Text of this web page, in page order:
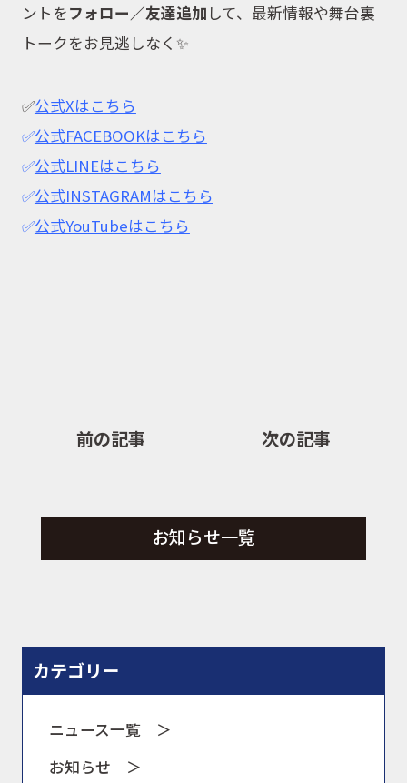
カテゴリー
ニュース一覧 ＞
お知らせ ＞
ントをフォロー／友達追加 して、最新情報や舞台裏
トークをお見逃しなく✨
✅公式Xはこちら
✅公式FACEBOOKはこちら
✅公式LINEはこちら
✅公式INSTAGRAMはこちら
✅公式YouTubeはこちら
前の記事
お知らせ一覧
次の記事